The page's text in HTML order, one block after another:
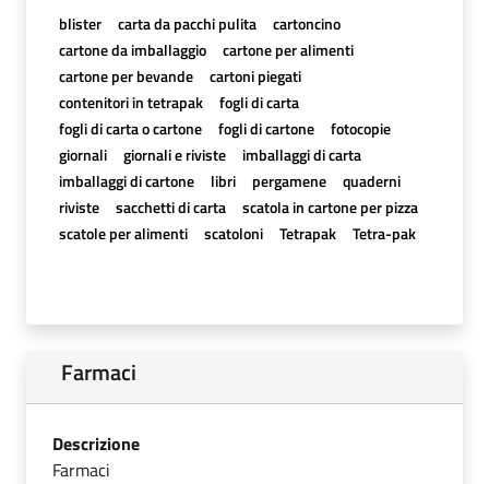
blister carta da pacchi pulita
cartoncino
cartone da imballaggio
cartone per alimenti
cartone per bevande
cartoni piegati
contenitori in tetrapak
fogli di carta
fogli di carta o cartone
fogli di cartone
fotocopie
giornali
giornali e riviste
imballaggi di carta
imballaggi di cartone
libri pergamene
quaderni
riviste
sacchetti di carta
scatola in cartone per pizza
scatole per alimenti
scatoloni Tetrapak Tetra-pak
Farmaci
Descrizione
Farmaci